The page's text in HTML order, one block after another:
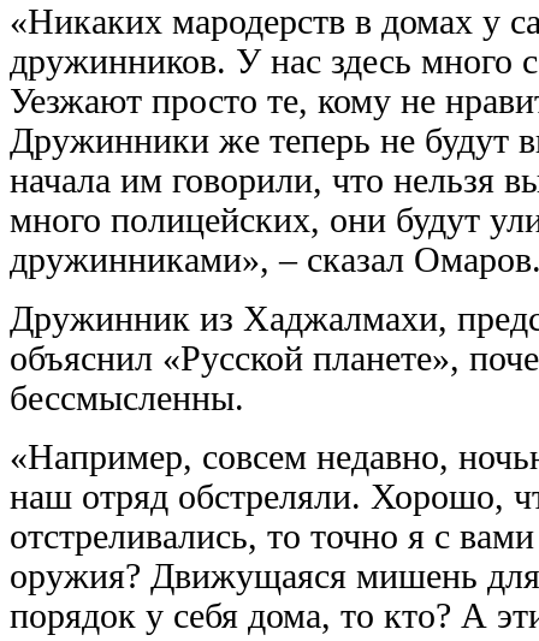
«Никаких мародерств в домах у
дружинников. У нас здесь много
Уезжают просто те, кому не
Дружинники же теперь не будут
начала им говорили, что нельзя
много полицейских, они будут
дружинниками», – сказал
Дружинник из Хаджалмахи,
объяснил «Русской планете»,
бессмысленны.
«Например, совсем недавно,
наш отряд обстреляли. Хорошо,
отстреливались, то точно я с
оружия? Движущаяся мишень
порядок у себя дома, то кто? А